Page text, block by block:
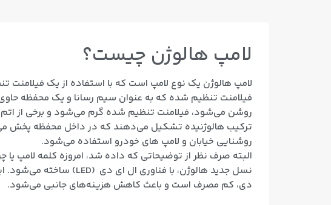
لامپ هالوژن چیست؟
لامپ هالوژن یک نوع لامپ است که با استفاده از یک
فیلامنت تنظیم شده که به عنوان سیم رسانا و یک محفظه
روشن می‌شود، فیلامنت تنظیم شده گرم می‌شود و برخی از
ترکیب هالوژنیده تشکیل می‌دهند که در داخل محفظه پخش
روشنایی خیابان و لامپ های خودرو استفاده می‌شود.
البته صرف نظر از توضیحاتی که داده شد، امروزه کلمه لامپ
دی، کم مصرف است و باعث کاهش هزینه‌های جانبی می‌شود.